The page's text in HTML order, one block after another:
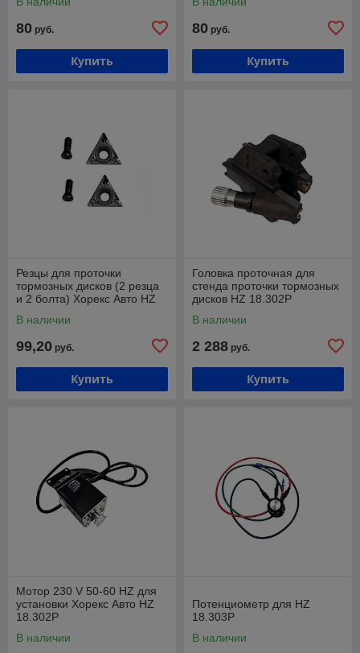
80 руб.
Купить
80 руб.
Купить
Резцы для проточки
тормозных дисков (2 резца
и 2 болта) Хорекс Авто HZ
В наличии
99,20 руб.
Купить
Головка проточная для
стенда проточки тормозных
дисков HZ 18.302P
В наличии
2 288 руб.
Купить
Мотор 230 V 50-60 HZ для
установки Хорекс Авто HZ
18.302P
В наличии
Потенциометр для HZ
18.303P
В наличии